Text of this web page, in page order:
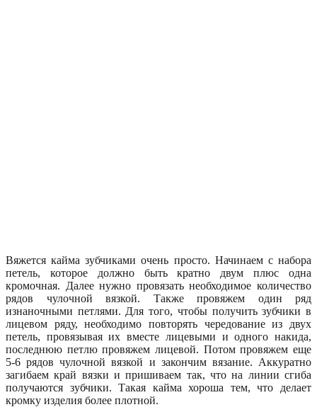
Вяжется кайма зубчиками очень просто. Начинаем с набора
петель, которое должно быть кратно двум плюс одна
кромочная. Далее нужно провязать необходимое количество
рядов чулочной вязкой. Также провяжем один ряд
изнаночными петлями. Для того, чтобы получить зубчики в
лицевом ряду, необходимо повторять чередование из двух
петель, провязывая их вместе лицевыми и одного накида,
последнюю петлю провяжем лицевой. Потом провяжем еще
5-6 рядов чулочной вязкой и закончим вязание. Аккуратно
загибаем край вязки и пришиваем так, что на линии сгиба
получаются зубчики. Такая кайма хороша тем, что делает
кромку изделия более плотной.